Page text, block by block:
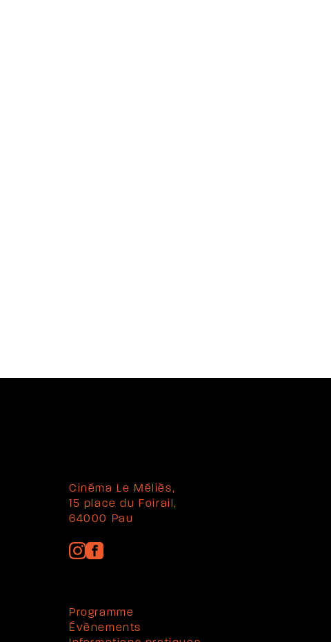
Cinéma Le Méliès,
15 place du Foirail,
64000 Pau
Programme
Évènements